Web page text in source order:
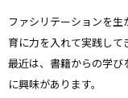
ファシリテーションを
育に力を入れて実践して
最近は、書籍からの学
に興味があります。